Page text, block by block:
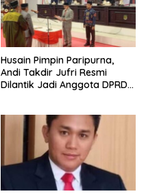
Husain Pimpin Paripurna,
Andi Takdir Jufri Resmi
Dilantik Jadi Anggota DPRD